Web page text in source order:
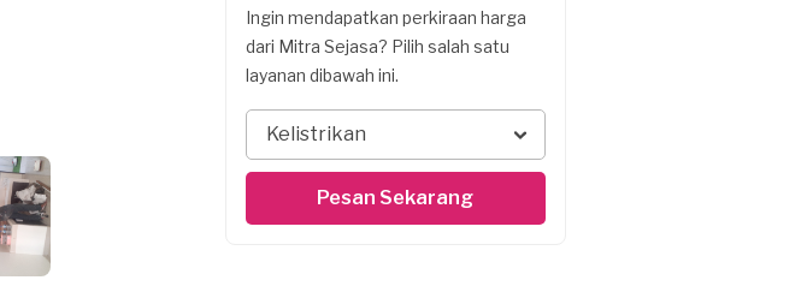
Ingin mendapatkan perkiraan harga
dari Mitra Sejasa? Pilih salah satu
layanan dibawah ini.
Kelistrikan
Pesan Sekarang